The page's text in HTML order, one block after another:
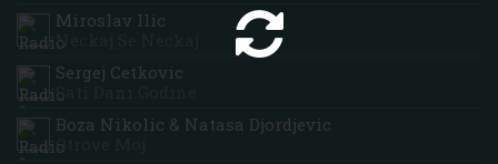
Miroslav Ilic
Neckaj Se Neckaj
Sergej Cetkovic
Sati Dani Godine
Boza Nikolic & Natasa Djordjevic
Otrove Moj